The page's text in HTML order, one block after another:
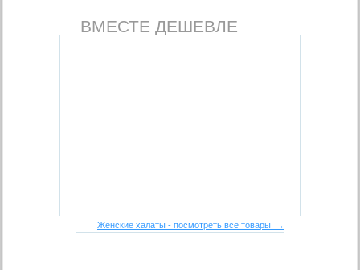
ВМЕСТЕ ДЕШЕВЛЕ
Женские халаты - посмотреть все товары →